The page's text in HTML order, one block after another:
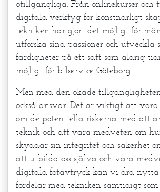
otillgängliga. Från onlinekurser och
digitala verktyg för konstnärligt
tekniken har gjort det möjligt för
utforska sina passioner och utveckla
färdigheter på ett sätt som aldrig
möjligt för bilservice Göteborg.
Men med den ökade
också ansvar. Det är viktigt att
om de potentiella riskerna med att
teknik och att vara medveten om
skyddar sin integritet och säkerhet
att utbilda oss själva och vara
digitala fotavtryck kan vi dra
fördelar med tekniken samtidigt